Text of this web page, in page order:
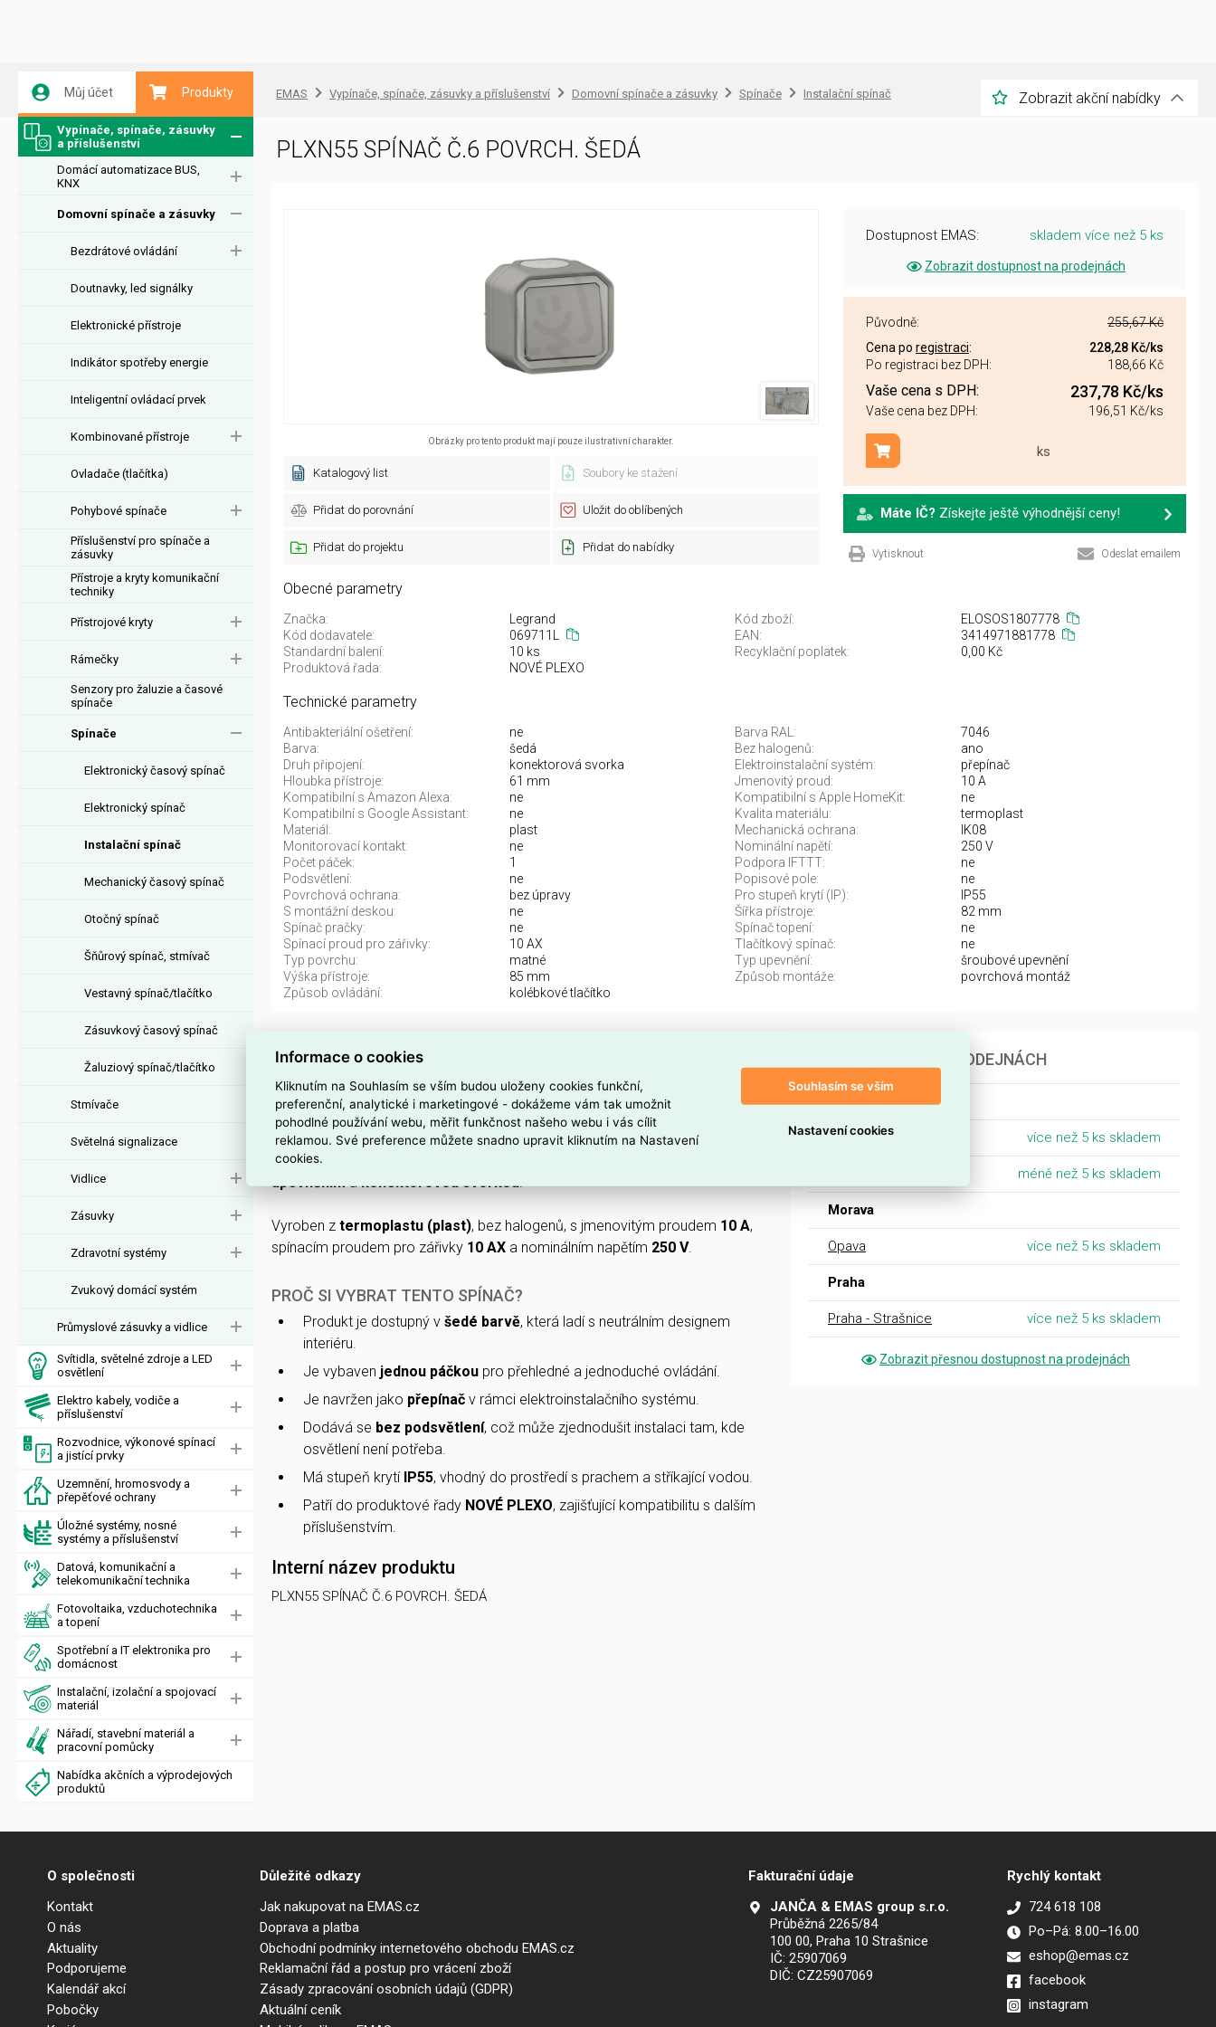
Můj účet Produkty
Vypínače, spínače, zásuvky
a příslušenství
Domácí automatizace BUS,
KNX
Domovní spínače a zásuvky
Bezdrátové ovládání
Doutnavky, led signálky
Elektronické přístroje
Indikátor spotřeby energie
Inteligentní ovládací prvek
Kombinované přístroje
Ovladače (tlačítka)
Pohybové spínače
Příslušenství pro spínače a
zásuvky
Přístroje a kryty komunikační
techniky
Přístrojové kryty
Rámečky
Senzory pro žaluzie a časové
spínače
Spínače
Elektronický časový spínač
Elektronický spínač
Instalační spínač
Mechanický časový spínač
Otočný spínač
Šňůrový spínač, stmívač
Vestavný spínač/tlačítko
Zásuvkový časový spínač
Žaluziový spínač/tlačítko
Stmívače
Světelná signalizace
Vidlice
Zásuvky
Zdravotní systémy
Zvukový domácí systém
Průmyslové zásuvky a vidlice
Svítidla, světelné zdroje a LED
osvětlení
Elektro kabely, vodiče a
příslušenství
Rozvodnice, výkonové spínací
a jistící prvky
Uzemnění, hromosvody a
přepěťové ochrany
Úložné systémy, nosné
systémy a příslušenství
Datová, komunikační a
telekomunikační technika
Fotovoltaika, vzduchotechnika
a topení
Spotřební a IT elektronika pro
domácnost
Instalační, izolační a spojovací
materiál
Nářadí, stavební materiál a
pracovní pomůcky
Nabídka akčních a výprodejových
produktů
EMAS Vypínače, spínače, zásuvky a příslušenství Domovní spínače a zásuvky Spínače Instalační spínač Zobrazit akční nabídky
PLXN55 SPÍNAČ Č.6 POVRCH. ŠEDÁ
Obrázky pro tento produkt mají pouze ilustrativní charakter.
Katalogový list Soubory ke stažení
Přidat do porovnání Uložit do oblíbených
Přidat do projektu Přidat do nabídky
Dostupnost EMAS: skladem více než 5 ks
Zobrazit dostupnost na prodejnách
Původně:
255,67 Kč
Cena po registraci: 228,28 Kč/ks
Po registraci bez DPH:
188,66 Kč
Vaše cena s DPH: 237,78 Kč/ks
Vaše cena bez DPH: 196,51 Kč/ks
ks
Přidat do košíku
Máte IČ? Získejte ještě výhodnější ceny!
Vytisknout Odeslat emailem
Obecné parametry
Značka: Legrand Kód zboží:
ELOSOS1807778
Kód dodavatele:
069711L EAN:
3414971881778
Standardní balení:
10 ks Recyklační poplatek:
0,00 Kč
Produktová řada:
NOVÉ PLEXO
Technické parametry
Antibakteriální ošetření: ne Barva RAL:
7046
Barva:
šedá Bez halogenů:
ano
Druh připojení:
konektorová svorka Elektroinstalační systém:
přepínač
Hloubka přístroje:
61 mm Jmenovitý proud:
10 A
Kompatibilní s Amazon Alexa:
ne Kompatibilní s Apple HomeKit:
ne
Kompatibilní s Google Assistant:
ne Kvalita materiálu:
termoplast
Materiál:
plast Mechanická ochrana:
IK08
Monitorovací kontakt:
ne Nominální napětí:
250 V
Počet páček:
1 Podpora IFTTT:
ne
Podsvětlení:
ne Popisové pole:
ne
Povrchová ochrana:
bez úpravy Pro stupeň krytí (IP):
IP55
S montážní deskou:
ne Šířka přístroje:
82 mm
Spínač pračky:
ne Spínač topení:
ne
Spínací proud pro zářivky:
10 AX Tlačítkový spínač:
ne
Typ povrchu:
matné Typ upevnění:
šroubové upevnění
Výška přístroje:
85 mm Způsob montáže:
povrchová montáž
Způsob ovládání:
kolébkové tlačítko
NOVÉ
PLEXO, EAN3414971881778.
Jednopáčkovýpřepínač skolébkovým ovládáním, krytímIP55a
mechanickou ochranou
upevněnímakonektorovou svorkou.
Vyroben z termoplastu (plast), bez halogenů, s jmenovitým proudem 10 A,
spínacím proudem pro zářivky 10 AX a nominálním napětím 250 V.
PROČ SI VYBRAT TENTO SPÍNAČ?
Produkt je dostupný v šedé barvě, která ladí s neutrálním designem
interiéru.
Je vybaven jednou páčkou pro přehledné a jednoduché ovládání.
Je navržen jako přepínač v rámci elektroinstalačního systému.
Dodává se bez podsvětlení, což může zjednodušit instalaci tam, kde
osvětlení není potřeba.
Má stupeň krytí IP55, vhodný do prostředí s prachem a stříkající vodou.
Patří do produktové řady NOVÉ PLEXO, zajišťující kompatibilitu s dalším
příslušenstvím.
Interní název produktu
PLXN55 SPÍNAČ Č.6 POVRCH. ŠEDÁ
DOSTUPNOST NA PRODEJNÁCH
Čechy
Havlíčkův Brod více než 5 ks skladem
méně než 5 ks skladem
Morava
Opava více než 5 ks skladem
Praha
Praha - Strašnice více než 5 ks skladem
Zobrazit přesnou dostupnost na prodejnách
O společnosti
Kontakt
O nás
Aktuality
Podporujeme
Kalendář akcí
Pobočky
Důležité odkazy
Jak nakupovat na EMAS.cz
Doprava a platba
Obchodní podmínky internetového obchodu EMAS.cz
Reklamační řád a postup pro vrácení zboží
Zásady zpracování osobních údajů (GDPR)
Aktuální ceník
Fakturační údaje
JANČA & EMAS group s.r.o.
Průběžná 2265/84
100 00, Praha 10 Strašnice
IČ: 25907069
DIČ: CZ25907069
Rychlý kontakt
724 618 108
Po–Pá: 8.00–16.00
eshop@emas.cz
facebook
instagram
Informace o cookies
Kliknutím na Souhlasím se vším budou uloženy cookies funkční,
preferenční, analytické i marketingové - dokážeme vám tak umožnit
pohodlné používání webu, měřit funkčnost našeho webu i vás cílit
reklamou. Své preference můžete snadno upravit kliknutím na Nastavení
cookies.
Souhlasím se vším
Nastavení cookies